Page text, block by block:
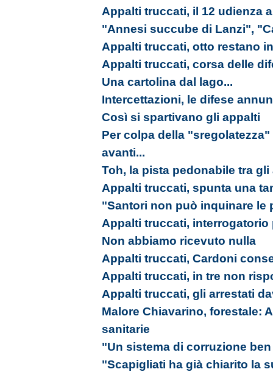
Appalti truccati, il 12 udienza
"Annesi succube di Lanzi",
Appalti truccati, otto restano
Appalti truccati, corsa delle
Una cartolina dal lago...
Intercettazioni, le difese
Così si spartivano gli appalti
Per colpa della
avanti...
Toh, la pista pedonabile tra
Appalti truccati, spunta una
"Santori non può inquinare le
Appalti truccati, interrogatorio
Non abbiamo ricevuto nulla
Appalti truccati, Cardoni
Appalti truccati, in tre non
Appalti truccati, gli arrestati
Malore Chiavarino, forestale:
sanitarie
"Un sistema di corruzione
"Scapigliati ha già chiarito la